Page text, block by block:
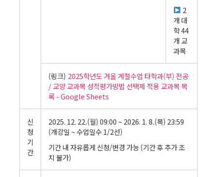
2
개 대
학 44
개 교
과목
(링크) 2025학년도 겨울 계절수업 타학과(부) 전공
/ 교양 교과목 성적평가방법 선택제 적용 교과목 목
록 - Google Sheets
신
청
기
간
2025. 12. 22.(월) 09:00 ~ 2026. 1. 8.(목) 23:59
(개강일 ~ 수업일수 1/2선)
기간 내 자유롭게 신청/변경 가능 (기간 후 추가 조
치 불가)